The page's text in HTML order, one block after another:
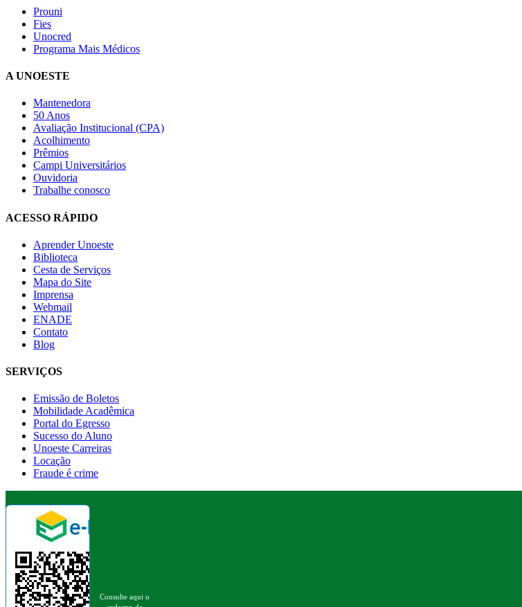
Prouni
Fies
Unocred
Programa Mais Médicos
A UNOESTE
Mantenedora
50 Anos
Avaliação Institucional (CPA)
Acolhimento
Prêmios
Campi Universitários
Ouvidoria
Trabalhe conosco
ACESSO RÁPIDO
Aprender Unoeste
Biblioteca
Cesta de Serviços
Mapa do Site
Imprensa
Webmail
ENADE
Contato
Blog
SERVIÇOS
Emissão de Boletos
Mobilidade Acadêmica
Portal do Egresso
Sucesso do Aluno
Unoeste Carreiras
Locação
Fraude é crime
Consulte aqui o